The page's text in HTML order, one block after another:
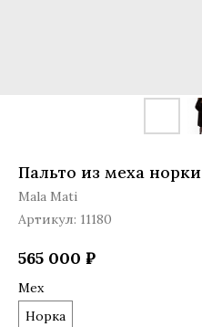
Пальто из меха норки
Mala Mati
Артикул: 11180
565 000 ₽
Мех
Норка